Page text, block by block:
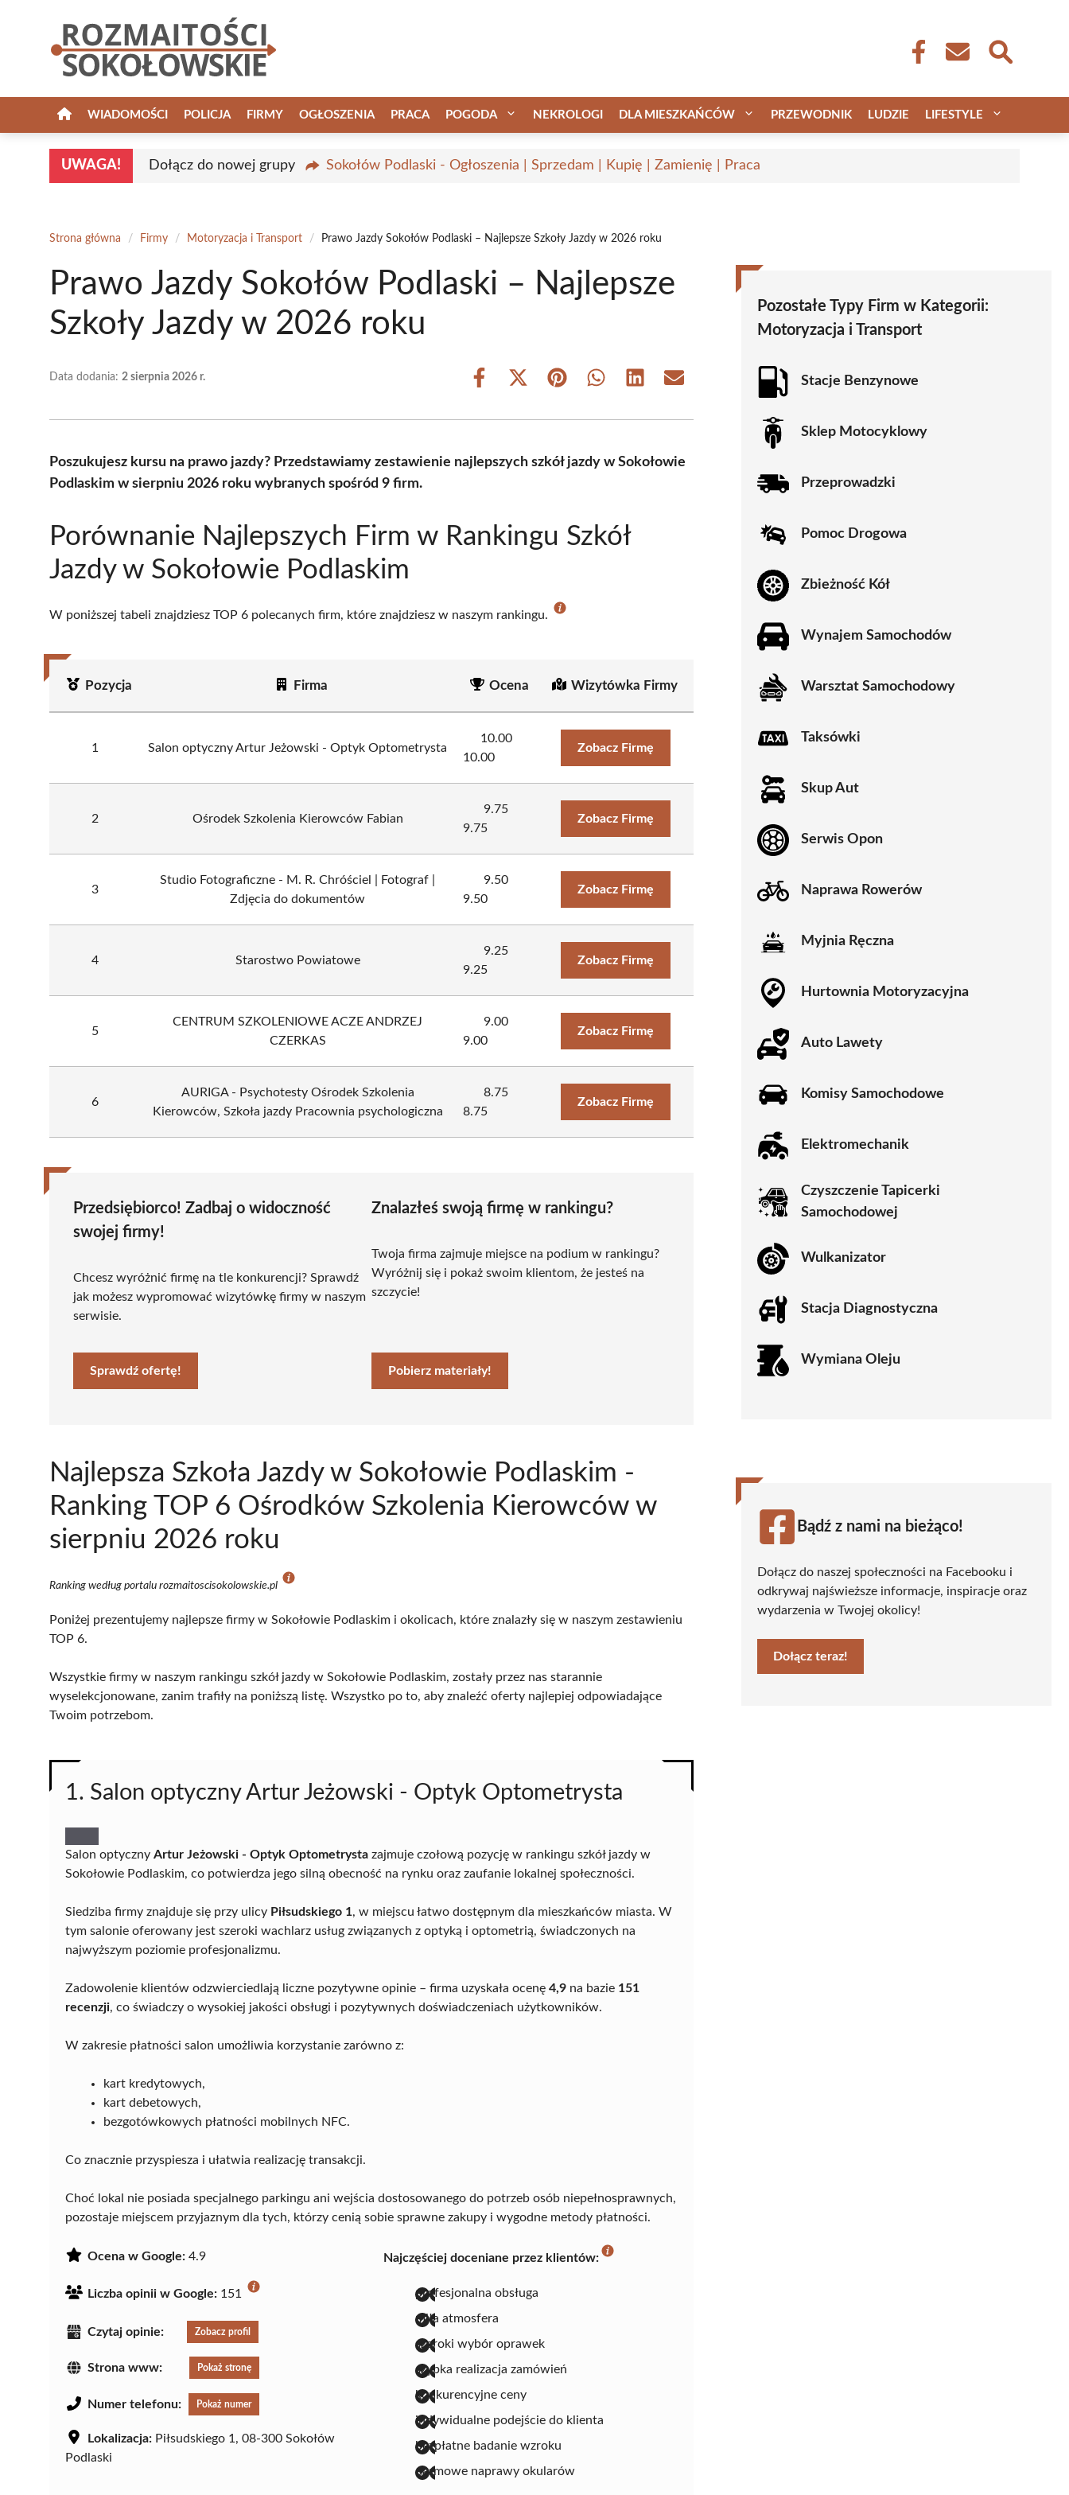
WIADOMOŚCI POLICJA FIRMY OGŁOSZENIA PRACA POGODA NEKROLOGI DLA MIESZKAŃCÓW PRZEWODNIK LUDZIE LIFESTYLE
UWAGA! Dołącz do nowej grupy Sokołów Podlaski - Ogłoszenia | Sprzedam | Kupię | Zamienię | Praca
Strona główna / Firmy / Motoryzacja i Transport / Prawo Jazdy Sokołów Podlaski – Najlepsze Szkoły Jazdy w 2026 roku
Prawo Jazdy Sokołów Podlaski – Najlepsze
Szkoły Jazdy w 2026 roku
Data dodania: 2 sierpnia 2026 r.
Share
Share
(Twitter)
Share Share Share Share
Poszukujesz kursu na prawo jazdy? Przedstawiamy zestawienie najlepszych szkół jazdy w Sokołowie
Podlaskim w sierpniu 2026 roku wybranych spośród 9 firm.
Porównanie Najlepszych Firm w Rankingu Szkół
Jazdy w Sokołowie Podlaskim
W poniższej tabeli znajdziesz TOP 6 polecanych firm, które znajdziesz w naszym rankingu.
Pozycja Firma Ocena Wizytówka Firmy
1 Salon optyczny Artur Jeżowski - Optyk Optometrysta
10.00
10.00
Zobacz Firmę
2 Ośrodek Szkolenia Kierowców Fabian
9.75
9.75
Zobacz Firmę
3
Studio Fotograficzne - M. R. Chróściel | Fotograf |
Zdjęcia do dokumentów
9.50
9.50
Zobacz Firmę
4 Starostwo Powiatowe
9.25
9.25
Zobacz Firmę
5
CENTRUM SZKOLENIOWE ACZE ANDRZEJ
CZERKAS
9.00
9.00
Zobacz Firmę
6
AURIGA - Psychotesty Ośrodek Szkolenia
Kierowców, Szkoła jazdy Pracownia psychologiczna
8.75
8.75
Zobacz Firmę
Przedsiębiorco! Zadbaj o widoczność
swojej firmy!
Chcesz wyróżnić firmę na tle konkurencji? Sprawdź
jak możesz wypromować wizytówkę firmy w naszym
serwisie.
Sprawdź ofertę!
Znalazłeś swoją firmę w rankingu?
Twoja firma zajmuje miejsce na podium w rankingu?
Wyróżnij się i pokaż swoim klientom, że jesteś na
szczycie!
Pobierz materiały!
Najlepsza Szkoła Jazdy w Sokołowie Podlaskim -
Ranking TOP 6 Ośrodków Szkolenia Kierowców w
sierpniu 2026 roku
Ranking według portalu rozmaitoscisokolowskie.pl
Poniżej prezentujemy najlepsze firmy w Sokołowie Podlaskim i okolicach, które znalazły się w naszym zestawieniu
TOP 6.
Wszystkie firmy w naszym rankingu szkół jazdy w Sokołowie Podlaskim, zostały przez nas starannie
wyselekcjonowane, zanim trafiły na poniższą listę. Wszystko po to, aby znaleźć oferty najlepiej odpowiadające
Twoim potrzebom.
1. Salon optyczny Artur Jeżowski - Optyk Optometrysta
Salon optyczny Artur Jeżowski - Optyk Optometrysta zajmuje czołową pozycję w rankingu szkół jazdy w
Sokołowie Podlaskim, co potwierdza jego silną obecność na rynku oraz zaufanie lokalnej społeczności.
Siedziba firmy znajduje się przy ulicy Piłsudskiego 1, w miejscu łatwo dostępnym dla mieszkańców miasta. W
tym salonie oferowany jest szeroki wachlarz usług związanych z optyką i optometrią, świadczonych na
najwyższym poziomie profesjonalizmu.
Zadowolenie klientów odzwierciedlają liczne pozytywne opinie – firma uzyskała ocenę 4,9 na bazie 151
recenzji, co świadczy o wysokiej jakości obsługi i pozytywnych doświadczeniach użytkowników.
W zakresie płatności salon umożliwia korzystanie zarówno z:
kart kredytowych,
kart debetowych,
bezgotówkowych płatności mobilnych NFC.
Co znacznie przyspiesza i ułatwia realizację transakcji.
Choć lokal nie posiada specjalnego parkingu ani wejścia dostosowanego do potrzeb osób niepełnosprawnych,
pozostaje miejscem przyjaznym dla tych, którzy cenią sobie sprawne zakupy i wygodne metody płatności.
Ocena w Google: 4.9
Liczba opinii w Google: 151
Czytaj opinie: Zobacz profil
Strona www: Pokaż stronę
Numer telefonu: Pokaż numer
Lokalizacja: Piłsudskiego 1, 08-300 Sokołów
Podlaski
Najczęściej doceniane przez klientów:
profesjonalna obsługa
miła atmosfera
szeroki wybór oprawek
szybka realizacja zamówień
konkurencyjne ceny
indywidualne podejście do klienta
bezpłatne badanie wzroku
darmowe naprawy okularów
Pozostałe Typy Firm w Kategorii:
Motoryzacja i Transport
Stacje Benzynowe
Sklep Motocyklowy
Przeprowadzki
Pomoc Drogowa
Zbieżność Kół
Wynajem Samochodów
Warsztat Samochodowy
Taksówki
Skup Aut
Serwis Opon
Naprawa Rowerów
Myjnia Ręczna
Hurtownia Motoryzacyjna
Auto Lawety
Komisy Samochodowe
Elektromechanik
Czyszczenie Tapicerki
Samochodowej
Wulkanizator
Stacja Diagnostyczna
Wymiana Oleju
Bądź z nami na bieżąco!
Dołącz do naszej społeczności na Facebooku i
odkrywaj najświeższe informacje, inspiracje oraz
wydarzenia w Twojej okolicy!
Dołącz teraz!